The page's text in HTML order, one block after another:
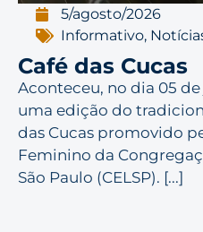
5/agosto/2026
Informativo,
Café das Cucas
Aconteceu, no dia 05
uma edição do
das Cucas promovido
Feminino da
São Paulo (CELSP). [...]